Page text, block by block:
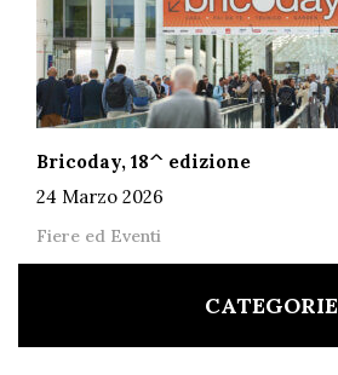
Bricoday, 18^ edizione
24 Marzo 2026
Fiere ed Eventi
CATEGORIE